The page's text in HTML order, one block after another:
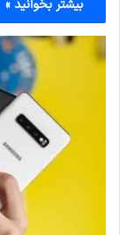
بیشتر بخوانید »